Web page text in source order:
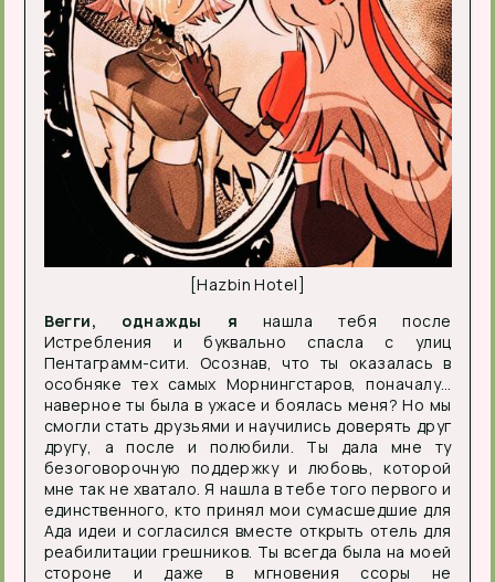
[Hazbin Hotel]
Вегги, однажды я нашла тебя после
Истребления и буквально спасла с улиц
Пентаграмм-сити. Осознав, что ты оказалась в
особняке тех самых Морнингстаров, поначалу…
наверное ты была в ужасе и боялась меня? Но мы
смогли стать друзьями и научились доверять друг
другу, а после и полюбили. Ты дала мне ту
безоговорочную поддержку и любовь, которой
мне так не хватало. Я нашла в тебе того первого и
единственного, кто принял мои сумасшедшие для
Ада идеи и согласился вместе открыть отель для
реабилитации грешников. Ты всегда была на моей
стороне и даже в мгновения ссоры не